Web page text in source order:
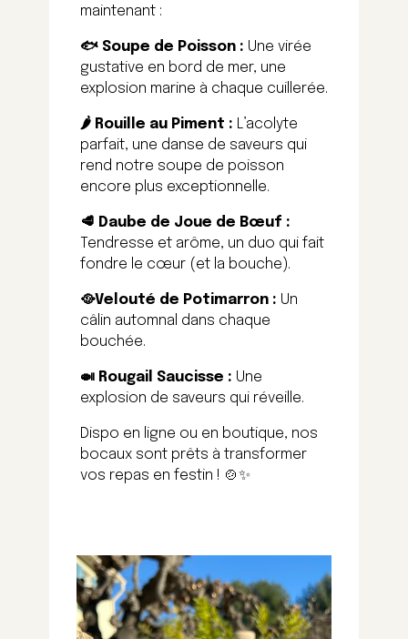
maintenant :
🐟 Soupe de Poisson : Une virée
gustative en bord de mer, une
explosion marine à chaque cuillerée.
🌶️ Rouille au Piment : L’acolyte
parfait, une danse de saveurs qui
rend notre soupe de poisson
encore plus exceptionnelle.
🥩 Daube de Joue de Bœuf :
Tendresse et arôme, un duo qui fait
fondre le cœur (et la bouche).
🥘Velouté de Potimarron : Un
câlin automnal dans chaque
bouchée.
🍛 Rougail Saucisse : Une
explosion de saveurs qui réveille.
Dispo en ligne ou en boutique, nos
bocaux sont prêts à transformer
vos repas en festin ! 🍲✨